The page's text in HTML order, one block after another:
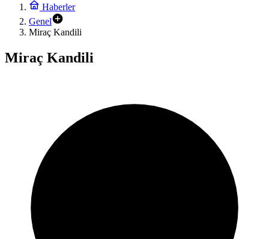
Haberler
Genel
Miraç Kandili
Miraç Kandili